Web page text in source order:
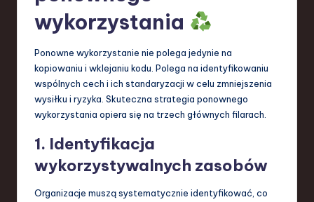
wykorzystania
Ponowne wykorzystanie nie polega jedynie na
kopiowaniu i wklejaniu kodu. Polega na identyfikowaniu
wspólnych cech i ich standaryzacji w celu zmniejszenia
wysiłku i ryzyka. Skuteczna strategia ponownego
wykorzystania opiera się na trzech głównych filarach.
1. Identyfikacja
wykorzystywalnych zasobów
Organizacje muszą systematycznie identyfikować, co